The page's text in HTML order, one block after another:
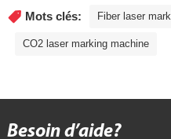
Mots clés: Fiber laser
CO2 laser marking machine
Besoin d’aide?